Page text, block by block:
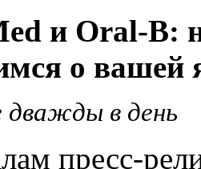
и Oral-B:
о вашей
в день
пресс-